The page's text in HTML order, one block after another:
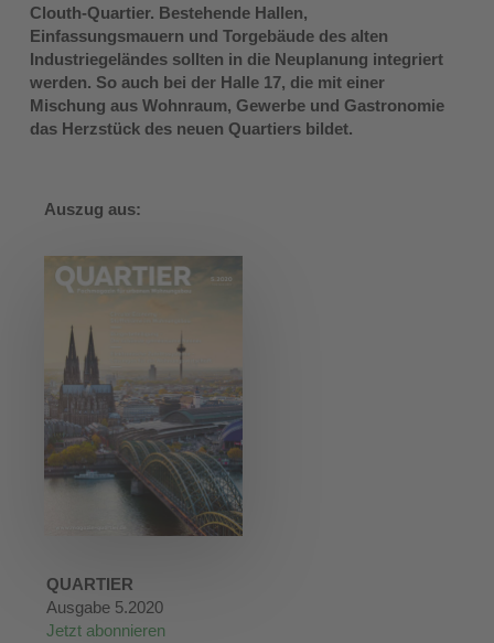
Clouth-Quartier. Bestehende Hallen,
Einfassungsmauern und Torgebäude des alten
Industriegeländes sollten in die Neuplanung integriert
werden. So auch bei der Halle 17, die mit einer
Mischung aus Wohnraum, Gewerbe und Gastronomie
das Herzstück des neuen Quartiers bildet.
Auszug aus:
QUARTIER
Ausgabe 5.2020
Jetzt abonnieren